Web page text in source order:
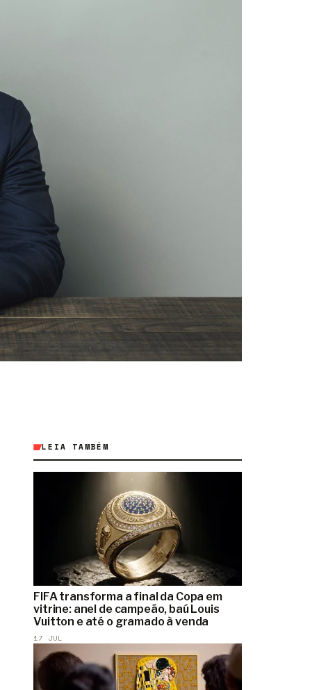
LEIA TAMBÉM
FIFA transforma a final da Copa em
vitrine: anel de campeão, baú Louis
Vuitton e até o gramado à venda
17 JUL